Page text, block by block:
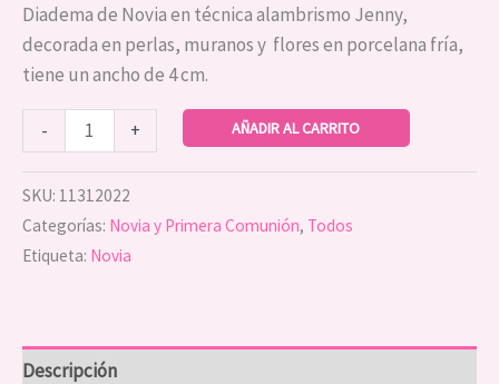
Diadema de Novia en técnica alambrismo Jenny,
decorada en perlas, muranos y flores en porcelana fría,
tiene un ancho de 4 cm.
- + AÑADIR AL CARRITO
SKU: 11312022
Categorías: Novia y Primera Comunión, Todos
Etiqueta: Novia
Descripción